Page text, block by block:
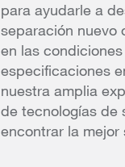
para ayudarle a
separación nuevo
en las
especificaciones
nuestra amplia
de tecnologías de
encontrar la mejor